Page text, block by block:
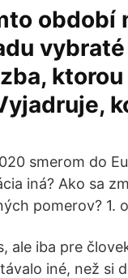
období
smerom do
iná? Ako sa
pomerov? 1.
ale iba pre
iné, než si